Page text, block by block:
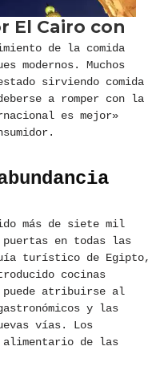
de la comida
modernos. Muchos
sirviendo comida
a romper con la
es mejor»
más de siete mil
en todas las
turístico de Egipto,
cocinas
puede atribuirse al
y las
vías. Los
alimentario de las